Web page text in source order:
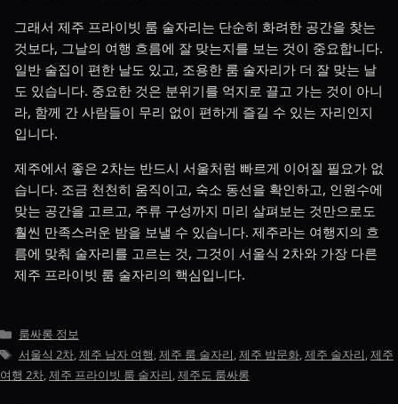
그래서 제주 프라이빗 룸 술자리는 단순히 화려한 공간을 찾는
것보다, 그날의 여행 흐름에 잘 맞는지를 보는 것이 중요합니다.
일반 술집이 편한 날도 있고, 조용한 룸 술자리가 더 잘 맞는 날
도 있습니다. 중요한 것은 분위기를 억지로 끌고 가는 것이 아니
라, 함께 간 사람들이 무리 없이 편하게 즐길 수 있는 자리인지
입니다.
제주에서 좋은 2차는 반드시 서울처럼 빠르게 이어질 필요가 없
습니다. 조금 천천히 움직이고, 숙소 동선을 확인하고, 인원수에
맞는 공간을 고르고, 주류 구성까지 미리 살펴보는 것만으로도
훨씬 만족스러운 밤을 보낼 수 있습니다. 제주라는 여행지의 흐
름에 맞춰 술자리를 고르는 것, 그것이 서울식 2차와 가장 다른
제주 프라이빗 룸 술자리의 핵심입니다.
카
테
고
리
룸싸롱 정보
태
그
서울식 2차,제주 남자 여행,제주 룸 술자리,제주 밤문화,제주 술자리,제주
여행 2차,제주 프라이빗 룸 술자리,제주도 룸싸롱